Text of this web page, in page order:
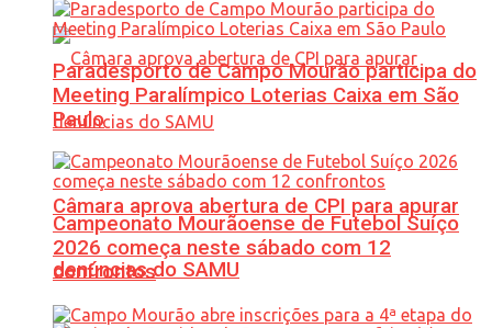
Câmara aprova abertura de CPI para apurar
denúncias do SAMU
Paradesporto de Campo Mourão participa do
Meeting Paralímpico Loterias Caixa em São
Paulo
Campeonato Mourãoense de Futebol Suíço
2026 começa neste sábado com 12
confrontos